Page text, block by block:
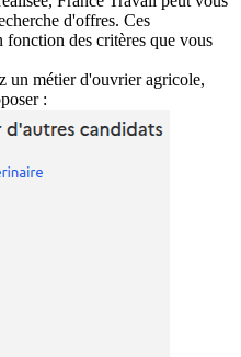
d'offres. Ces
fonction des critères que vous
un métier d'ouvrier agricole,
: